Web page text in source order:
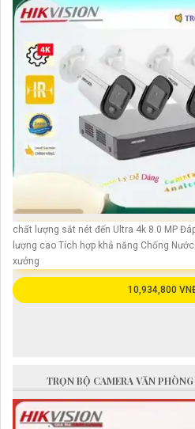
chất lượng sắt nét đến Ultra 4k 8.0 MP
lượng cao Tích hợp khả năng Chống
xưởng
10,934,800
TRỌN BỘ CAMERA VĂN